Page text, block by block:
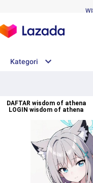
Kategori
DAFTAR wisdom of athena
LOGIN wisdom of athena